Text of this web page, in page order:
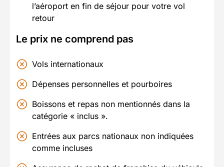
l’aéroport en fin de séjour pour votre vol
retour
Le prix ne comprend pas
Vols internationaux
Dépenses personnelles et pourboires
Boissons et repas non mentionnés dans la
catégorie « inclus ».
Entrées aux parcs nationaux non indiquées
comme incluses